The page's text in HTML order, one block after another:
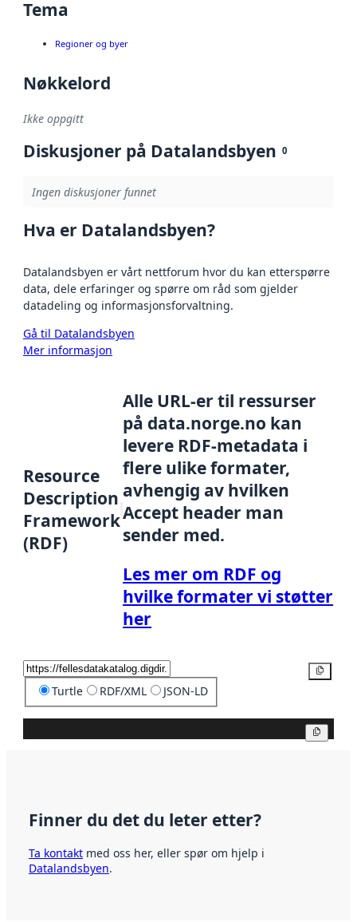
Tema
Regioner og byer
Nøkkelord
Ikke oppgitt
Diskusjoner på Datalandsbyen 0
Ingen diskusjoner funnet
Hva er Datalandsbyen?
Datalandsbyen er vårt nettforum hvor du kan etterspørre
data, dele erfaringer og spørre om råd som gjelder
datadeling og informasjonsforvaltning.
Gå til Datalandsbyen
Mer informasjon
Resource
Description
Framework
(RDF)
Alle URL-er til ressurser
på data.norge.no kan
levere RDF-metadata i
flere ulike formater,
avhengig av hvilken
Accept header man
sender med.
Les mer om RDF og
hvilke formater vi støtter
her
Turtle RDF/XML JSON-LD
Finner du det du leter etter?
Ta kontakt med oss her, eller spør om hjelp i
Datalandsbyen.